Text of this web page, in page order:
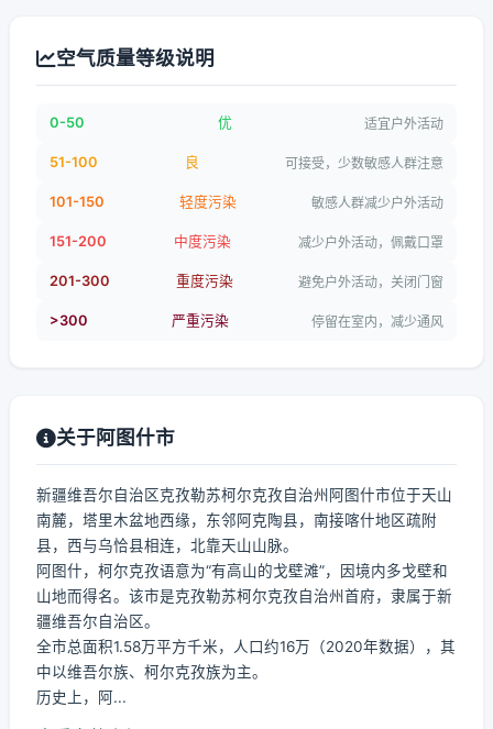
空气质量等级说明
0-50 优 适宜户外活动
51-100 良 可接受，少数敏感人群注意
101-150 轻度污染 敏感人群减少户外活动
151-200 中度污染 减少户外活动，佩戴口罩
201-300 重度污染 避免户外活动，关闭门窗
>300 严重污染 停留在室内，减少通风
关于阿图什市
新疆维吾尔自治区克孜勒苏柯尔克孜自治州阿图什市位于天山
南麓，塔里木盆地西缘，东邻阿克陶县，南接喀什地区疏附
县，西与乌恰县相连，北靠天山山脉。
阿图什，柯尔克孜语意为“有高山的戈壁滩”，因境内多戈壁和
山地而得名。该市是克孜勒苏柯尔克孜自治州首府，隶属于新
疆维吾尔自治区。
全市总面积1.58万平方千米，人口约16万（2020年数据），其
中以维吾尔族、柯尔克孜族为主。
历史上，阿...